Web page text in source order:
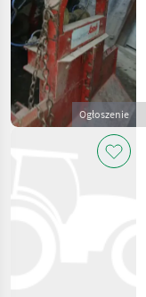
Ogłoszenie